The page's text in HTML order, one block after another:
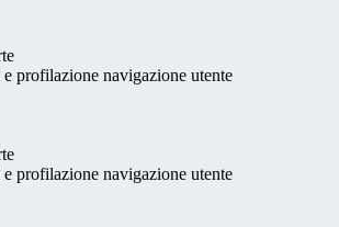
profilazione navigazione utente
profilazione navigazione utente